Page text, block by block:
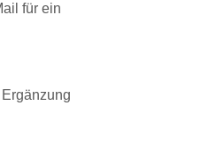
für ein